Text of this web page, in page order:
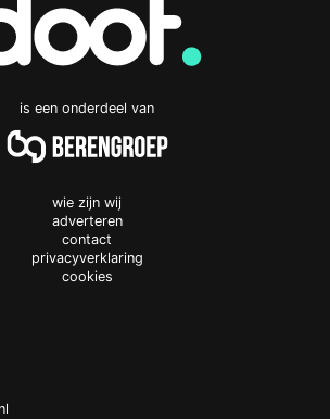
is een onderdeel van
wie zijn wij
adverteren
contact
privacyverklaring
cookies